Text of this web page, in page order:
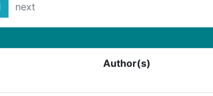
next
Author(s)